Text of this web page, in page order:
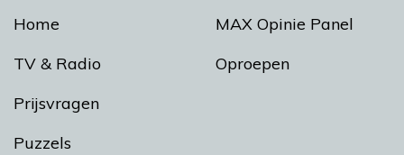
Home
TV & Radio
Prijsvragen
Puzzels
MAX Opinie Panel
Oproepen